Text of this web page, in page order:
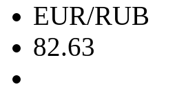
EUR/RUB
82.63